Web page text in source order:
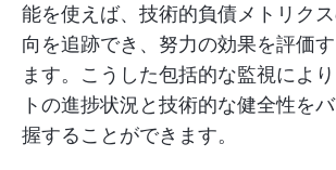
能を使えば、技術的負債メトリク
向を追跡でき、努力の効果を評価
ます。こうした包括的な監視によ
トの進捗状況と技術的な健全性を
握することができます。